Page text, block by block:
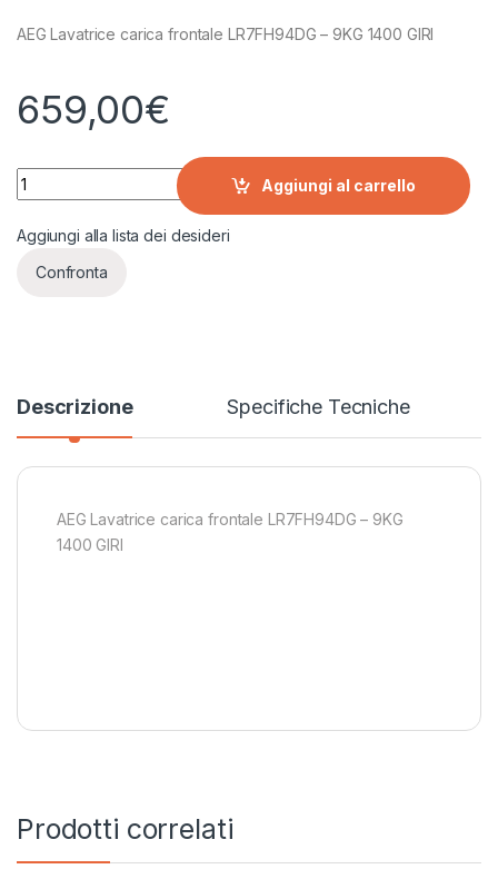
AEG Lavatrice carica frontale LR7FH94DG – 9KG 1400 GIRI
659,00€
AEG Lavatrice carica frontale LR7FH94DG - 9KG 1400 GIRI
Aggiungi al carrello
Aggiungi alla lista dei desideri
Confronta
Descrizione Specifiche Tecniche
AEG Lavatrice carica frontale LR7FH94DG – 9KG
1400 GIRI
Prodotti correlati